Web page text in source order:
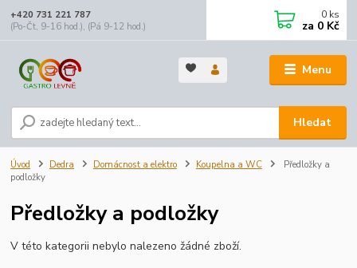
Menu
Hledat
+420 731 221 787
(Po-Čt, 9-16 hod.), (Pá 9-12 hod.)
0 ks
za 0 Kč
Úvod Dedra Domácnost a elektro Koupelna a WC
Předložky a
podložky
Předložky a podložky
V této kategorii nebylo nalezeno žádné zboží.